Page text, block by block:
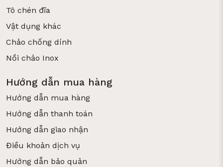
Tô chén đĩa
Vật dụng khác
Chảo chống dính
Nồi chảo Inox
Hướng dẫn mua hàng
Hướng dẫn mua hàng
Hướng dẫn thanh toán
Hướng dẫn giao nhận
Điều khoản dịch vụ
Hướng dẫn bảo quản